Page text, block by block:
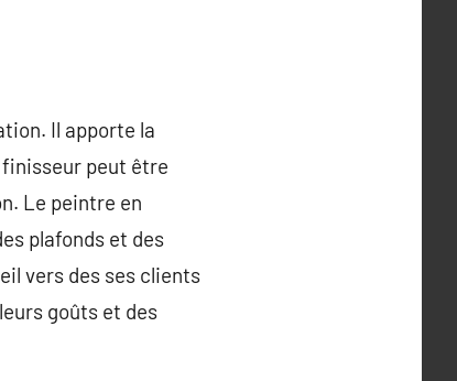
Il apporte la
peut être
Le peintre en
plafonds et des
vers des ses clients
goûts et des